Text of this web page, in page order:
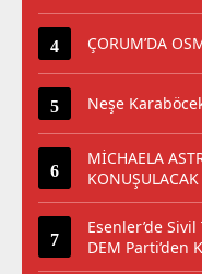
ÇORUM’DA
Neşe
MİCHAELA
KONUŞULACAK
Esenler’de
DEM Parti’den